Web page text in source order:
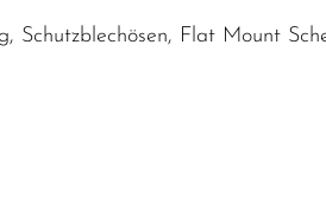
Schutzblechösen, Flat Mount